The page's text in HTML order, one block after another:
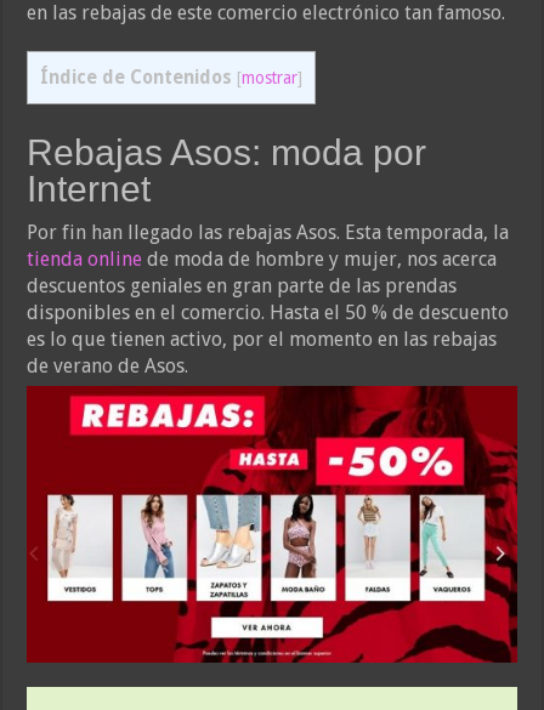
en las rebajas de este comercio electrónico tan famoso.
Índice de Contenidos [mostrar]
Rebajas Asos: moda por
Internet
Por fin han llegado las rebajas Asos. Esta temporada, la
tienda online de moda de hombre y mujer, nos acerca
descuentos geniales en gran parte de las prendas
disponibles en el comercio. Hasta el 50 % de descuento
es lo que tienen activo, por el momento en las rebajas
de verano de Asos.